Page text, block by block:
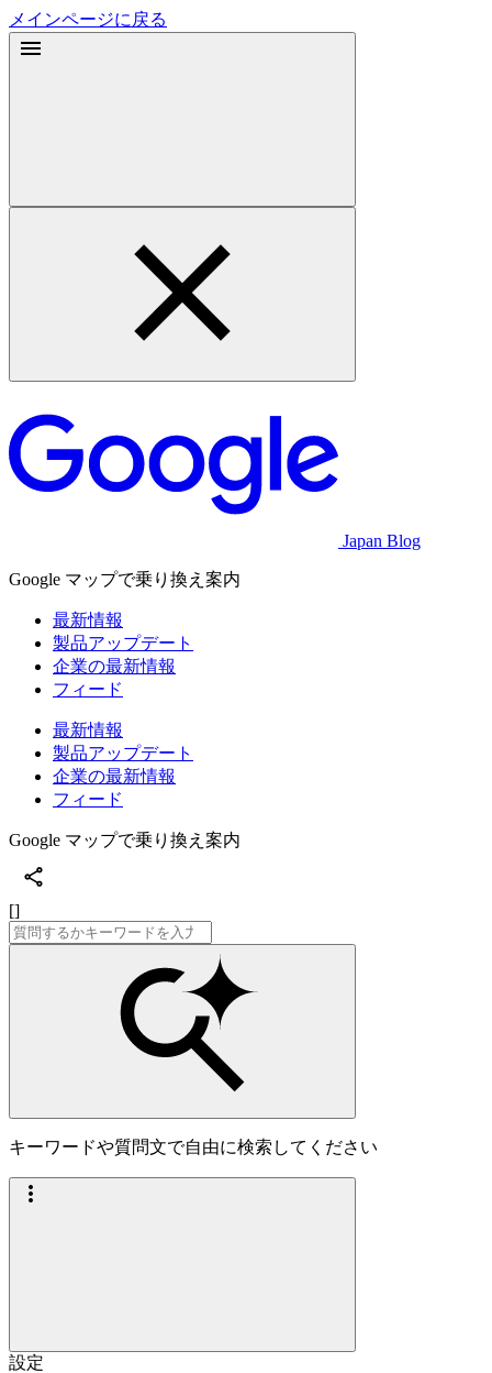
メインページに戻る
Japan Blog
Google マップで乗り換え案内
最新情報
製品アップデート
企業の最新情報
フィード
最新情報
製品アップデート
企業の最新情報
フィード
Google マップで乗り換え案内
[]
キーワードや質問文で自由に検索してください
設定